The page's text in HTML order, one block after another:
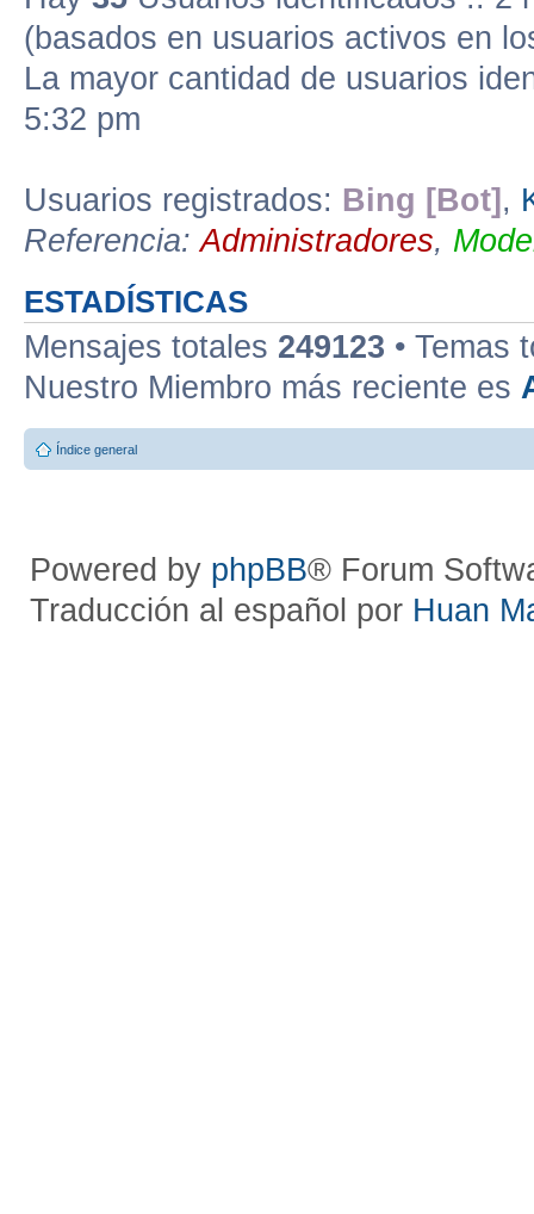
(basados en usuarios activos en
La mayor cantidad de usuarios
5:32 pm
Usuarios registrados: Bing [Bot] ,
Referencia:Administradores,
ESTADÍSTICAS
Mensajes totales 249123 • Temas
Nuestro Miembro más reciente es
Índice general
Powered by phpBB® Forum
Traducción al español por Huan